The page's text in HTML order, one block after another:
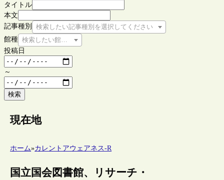
タイトル
本文
記事種別
検索したい記事種別を選択してください
館種 検索したい館種を選択してください
投稿日
～
検索
現在地
ホーム»カレントアウェアネス-R
国立国会図書館、リサーチ・